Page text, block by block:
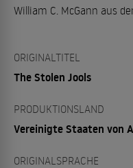
William C. McGann aus
ORIGINALTITEL
The Stolen Jools
PRODUKTIONSLAND
Vereinigte Staaten von
ORIGINALSPRACHE